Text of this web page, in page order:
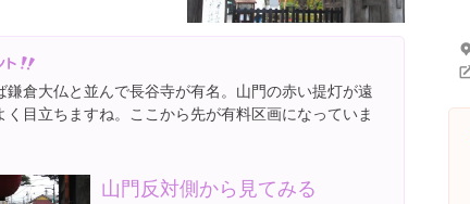
鎌倉大仏と並んで長谷寺が有名。山門の赤い提灯が遠
く目立ちますね。ここから先が有料区画になっていま
山門反対側から見てみる